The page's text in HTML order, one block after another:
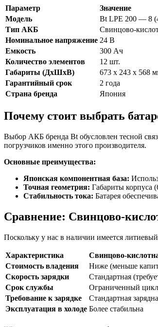
Параметр
Значение
Модель
Bt LPE 200 — 8
Тип АКБ
Свинцово-
Номинальное напряжение 24 В
Емкость
300 Ач
Количество элементов
12 шт.
Габариты (ДхШхВ)
673 х 243 х 568
Гарантийный срок
2 года
Страна бренда
Япония
Почему стоит выбрать
Выбор АКБ бренда Bt обусловлен тесной
погрузчиков именно этого производителя.
Основные преимущества:
Японская компонентная база:
Точная геометрия: Габариты корпуса
Стабильность тока: Батарея
Сравнение: Свинцово-
Поскольку у нас в наличии имеется
Характеристика Свинцово-
Стоимость владения
Ниже (меньше
Скорость зарядки
Стандартная
Срок службы
Ограниченный
Требование к зарядке
Стандартная
Эксплуатация в холоде Более стабильна